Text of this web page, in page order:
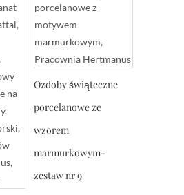
Ozdoby świąteczne
porcelanowe ze
wzorem
marmurkowym-
zestaw nr 9